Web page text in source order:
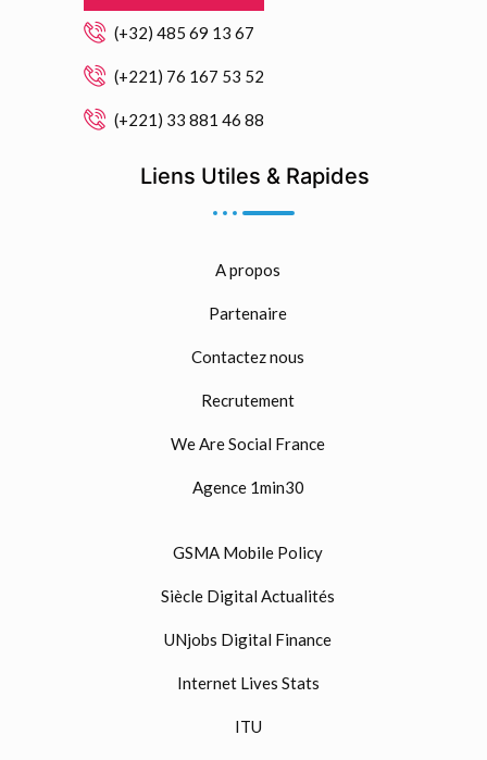
(+32) 485 69 13 67
(+221) 76 167 53 52
(+221) 33 881 46 88
Liens Utiles & Rapides
A propos
Partenaire
Contactez nous
Recrutement
We Are Social France
Agence 1min30
GSMA Mobile Policy
Siècle Digital Actualités
UNjobs Digital Finance
Internet Lives Stats
ITU